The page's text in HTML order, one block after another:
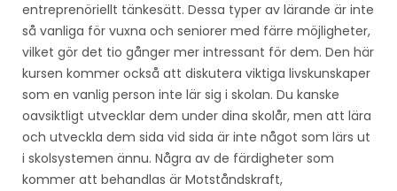
entreprenöriellt tänkesätt. Dessa typer av lärande är inte
så vanliga för vuxna och seniorer med färre möjligheter,
vilket gör det tio gånger mer intressant för dem. Den här
kursen kommer också att diskutera viktiga livskunskaper
som en vanlig person inte lär sig i skolan. Du kanske
oavsiktligt utvecklar dem under dina skolår, men att lära
och utveckla dem sida vid sida är inte något som lärs ut
i skolsystemen ännu. Några av de färdigheter som
kommer att behandlas är Motståndskraft,